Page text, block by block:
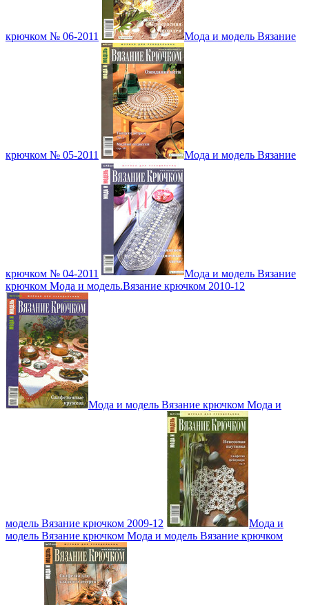
крючком № 06-2011 Мода и модель Вязание
крючком № 05-2011 Мода и модель Вязание
крючком № 04-2011
Мода и модель Вязание
крючком Мода и модель.Вязание крючком 2010-12
Мода и модель Вязание крючком Мода и
модель Вязание крючком 2009-12
Мода и
модель Вязание крючком Мода и модель Вязание крючком